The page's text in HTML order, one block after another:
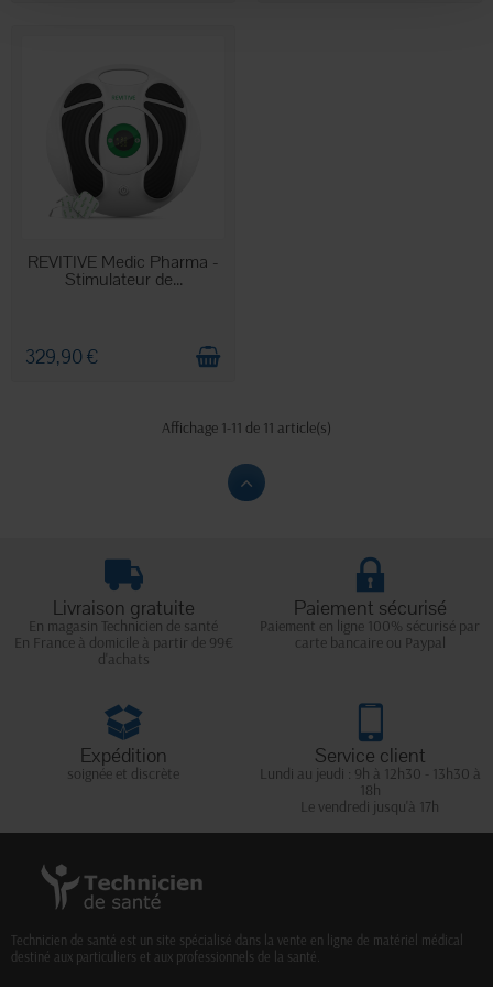
EN STOCK
REVITIVE Medic Pharma -
Stimulateur de...
329,90 €
Affichage 1-11 de 11 article(s)
Livraison gratuite
En magasin Technicien de santé
En France à domicile à partir de 99€
d'achats
Paiement sécurisé
Paiement en ligne 100% sécurisé par
carte bancaire ou Paypal
Expédition
soignée et discrète
Service client
Lundi au jeudi : 9h à 12h30 - 13h30 à
18h
Le vendredi jusqu'à 17h
Technicien de santé est un site spécialisé dans la vente en ligne de matériel médical
destiné aux particuliers et aux professionnels de la santé.